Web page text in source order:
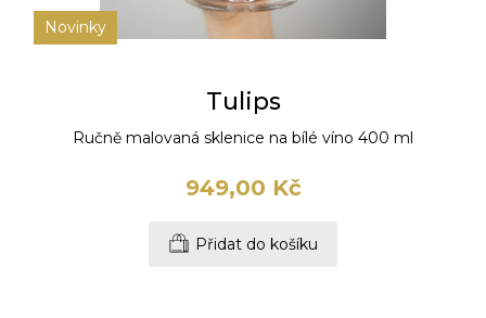
Novinky
Tulips
Ručně malovaná sklenice na bílé víno 400 ml
949,00 Kč
Přidat do košíku